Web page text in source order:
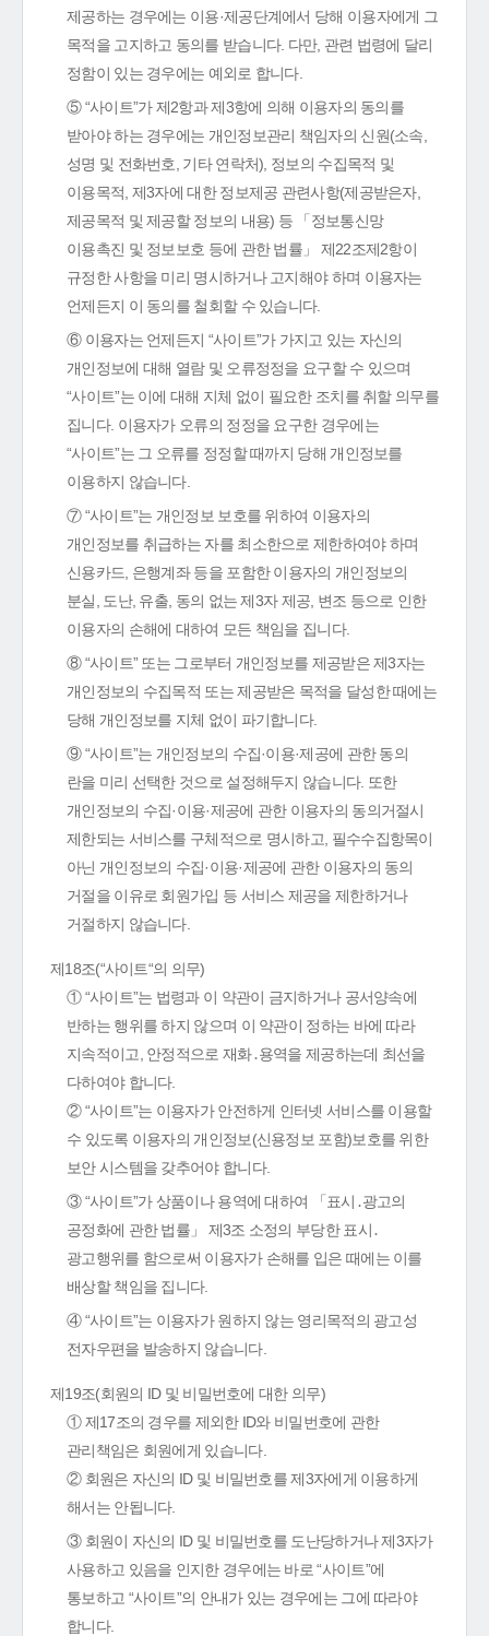
제공하는 경우에는 이용·제공단계에서 당해 이용자에게 그
목적을 고지하고 동의를 받습니다. 다만, 관련 법령에 달리
정함이 있는 경우에는 예외로 합니다.
⑤ “사이트”가 제2항과 제3항에 의해 이용자의 동의를
받아야 하는 경우에는 개인정보관리 책임자의 신원(소속,
성명 및 전화번호, 기타 연락처), 정보의 수집목적 및
이용목적, 제3자에 대한 정보제공 관련사항(제공받은자,
제공목적 및 제공할 정보의 내용) 등 「정보통신망
이용촉진 및 정보보호 등에 관한 법률」 제22조제2항이
규정한 사항을 미리 명시하거나 고지해야 하며 이용자는
언제든지 이 동의를 철회할 수 있습니다.
⑥ 이용자는 언제든지 “사이트”가 가지고 있는 자신의
개인정보에 대해 열람 및 오류정정을 요구할 수 있으며
“사이트”는 이에 대해 지체 없이 필요한 조치를 취할 의무를
집니다. 이용자가 오류의 정정을 요구한 경우에는
“사이트”는 그 오류를 정정할 때까지 당해 개인정보를
이용하지 않습니다.
⑦ “사이트”는 개인정보 보호를 위하여 이용자의
개인정보를 취급하는 자를 최소한으로 제한하여야 하며
신용카드, 은행계좌 등을 포함한 이용자의 개인정보의
분실, 도난, 유출, 동의 없는 제3자 제공, 변조 등으로 인한
이용자의 손해에 대하여 모든 책임을 집니다.
⑧ “사이트” 또는 그로부터 개인정보를 제공받은 제3자는
개인정보의 수집목적 또는 제공받은 목적을 달성한 때에는
당해 개인정보를 지체 없이 파기합니다.
⑨ “사이트”는 개인정보의 수집·이용·제공에 관한 동의
란을 미리 선택한 것으로 설정해두지 않습니다. 또한
개인정보의 수집·이용·제공에 관한 이용자의 동의거절시
제한되는 서비스를 구체적으로 명시하고, 필수수집항목이
아닌 개인정보의 수집·이용·제공에 관한 이용자의 동의
거절을 이유로 회원가입 등 서비스 제공을 제한하거나
거절하지 않습니다.
제18조(“사이트“의 의무)
① “사이트”는 법령과 이 약관이 금지하거나 공서양속에
반하는 행위를 하지 않으며 이 약관이 정하는 바에 따라
지속적이고, 안정적으로 재화․용역을 제공하는데 최선을
다하여야 합니다.
② “사이트”는 이용자가 안전하게 인터넷 서비스를 이용할
수 있도록 이용자의 개인정보(신용정보 포함)보호를 위한
보안 시스템을 갖추어야 합니다.
③ “사이트”가 상품이나 용역에 대하여 「표시․광고의
공정화에 관한 법률」 제3조 소정의 부당한 표시․
광고행위를 함으로써 이용자가 손해를 입은 때에는 이를
배상할 책임을 집니다.
④ “사이트”는 이용자가 원하지 않는 영리목적의 광고성
전자우편을 발송하지 않습니다.
제19조(회원의 ID 및 비밀번호에 대한 의무)
① 제17조의 경우를 제외한 ID와 비밀번호에 관한
관리책임은 회원에게 있습니다.
② 회원은 자신의 ID 및 비밀번호를 제3자에게 이용하게
해서는 안됩니다.
③ 회원이 자신의 ID 및 비밀번호를 도난당하거나 제3자가
사용하고 있음을 인지한 경우에는 바로 “사이트”에
통보하고 “사이트”의 안내가 있는 경우에는 그에 따라야
합니다.